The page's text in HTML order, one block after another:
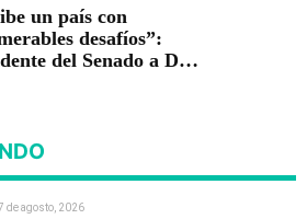
un país con
desafíos”:
del Senado a De
de agosto, 2026